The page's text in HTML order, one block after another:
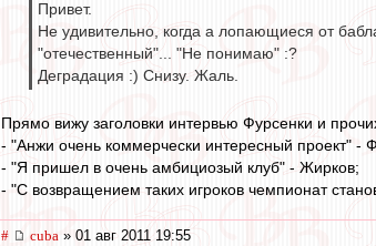
Привет.
Не удивительно, когда а лопающиеся от
"отечественный"... "Не понимаю" :?
Деградация :) Снизу. Жаль.
Прямо вижу заголовки интервью Фурсенки и
- "Анжи очень коммерчески интересный проект" -
- "Я пришел в очень амбициозый клуб" - Жирков;
- "С возвращением таких игроков чемпионат
# cuba » 01 авг 2011 19:55